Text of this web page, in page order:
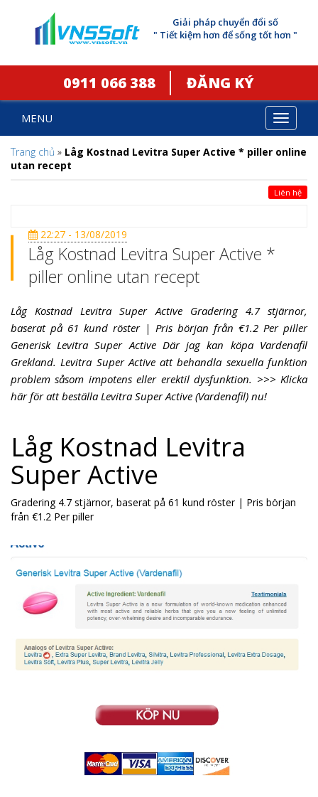
Giải pháp chuyển đổi số
" Tiết kiệm hơn để sống tốt hơn "
0911 066 388 ĐĂNG KÝ
Toggle
MENU
Trang chủ » Låg Kostnad Levitra Super Active * piller online
utan recept
Liên hệ
22:27 - 13/08/2019
Låg Kostnad Levitra Super Active *
piller online utan recept
Låg Kostnad Levitra Super Active Gradering 4.7 stjärnor,
baserat på 61 kund röster | Pris början från €1.2 Per piller
Generisk Levitra Super Active Där jag kan köpa Vardenafil
Grekland. Levitra Super Active att behandla sexuella funktion
problem såsom impotens eller erektil dysfunktion. >>> Klicka
här för att beställa Levitra Super Active (Vardenafil) nu!
Låg Kostnad Levitra
Super Active
Gradering 4.7 stjärnor, baserat på 61 kund röster| Pris början
från €1.2 Per piller